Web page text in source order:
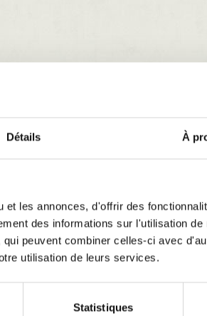
Détails À
les annonces, d'offrir des
des informations sur l'utilisation de
peuvent combiner celles-ci avec
utilisation de leurs services.
Statistiques